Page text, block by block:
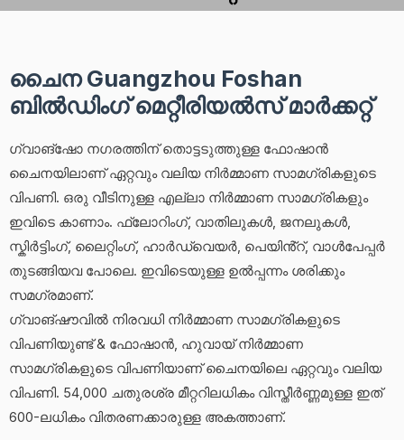
ചൈന Guangzhou Foshan
ബിൽഡിംഗ് മെറ്റീരിയൽസ് മാർക്കറ്റ്
ഗ്വാങ്‌ഷോ നഗരത്തിന് തൊട്ടടുത്തുള്ള ഫോഷാൻ
ചൈനയിലാണ് ഏറ്റവും വലിയ നിർമ്മാണ സാമഗ്രികളുടെ
വിപണി. ഒരു വീടിനുള്ള എല്ലാ നിർമ്മാണ സാമഗ്രികളും
ഇവിടെ കാണാം. ഫ്ലോറിംഗ്, വാതിലുകൾ, ജനലുകൾ,
സ്കിർട്ടിംഗ്, ലൈറ്റിംഗ്, ഹാർഡ്‌വെയർ, പെയിൻ്റ്, വാൾപേപ്പർ
തുടങ്ങിയവ പോലെ. ഇവിടെയുള്ള ഉൽപ്പന്നം ശരിക്കും
സമഗ്രമാണ്.
ഗ്വാങ്‌ഷൗവിൽ നിരവധി നിർമ്മാണ സാമഗ്രികളുടെ
വിപണിയുണ്ട് & ഫോഷാൻ, ഹുവായ് നിർമ്മാണ
സാമഗ്രികളുടെ വിപണിയാണ് ചൈനയിലെ ഏറ്റവും വലിയ
വിപണി. 54,000 ചതുരശ്ര മീറ്ററിലധികം വിസ്തീർണ്ണമുള്ള ഇത്
600-ലധികം വിതരണക്കാരുള്ള അകത്താണ്.